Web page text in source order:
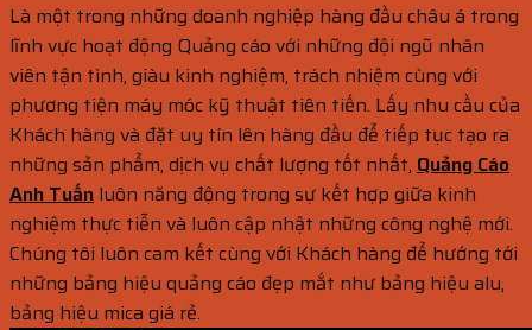
Là một trong những doanh nghiệp hàng đầu châu á trong
lĩnh vực hoạt động Quảng cáo với những đội ngũ nhân
viên tận tình, giàu kinh nghiệm, trách nhiệm cùng với
phương tiện máy móc kỹ thuật tiên tiến. Lấy nhu cầu của
Khách hàng và đặt uy tín lên hàng đầu để tiếp tục tạo ra
những sản phẩm, dịch vụ chất lượng tốt nhất, Quảng Cáo
Anh Tuấn luôn năng động trong sự kết hợp giữa kinh
nghiệm thực tiễn và luôn cập nhật những công nghệ mới.
Chúng tôi luôn cam kết cùng với Khách hàng để hướng tới
những bảng hiệu quảng cáo đẹp mắt như bảng hiệu alu,
bảng hiệu mica giá rẻ.